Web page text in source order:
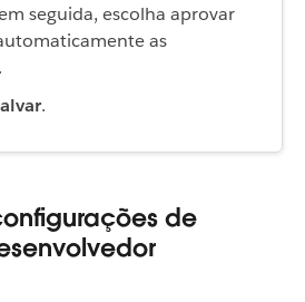
seguida, escolha aprovar
as
.
de